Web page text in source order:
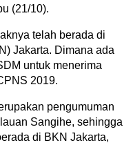
(21/10).
telah berada di
Jakarta. Dimana ada
untuk menerima
2019.
pengumuman
Sangihe, sehingga
di BKN Jakarta,